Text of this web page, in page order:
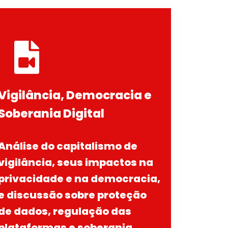
Democracia e
Digital
do capitalismo de
seus impactos na
e na democracia,
discussão sobre proteção
dados, regulação das